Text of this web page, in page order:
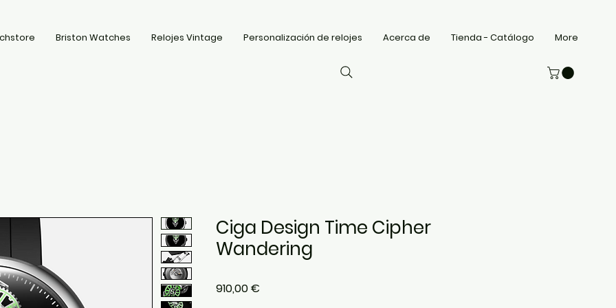
Briston Watches Relojes Vintage Personalización de relojes Acerca de Tienda - Catálogo More
Ciga Design Time Cipher
Wandering
910,00 €